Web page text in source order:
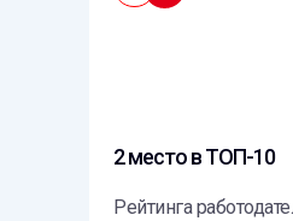
2 место в ТОП-10
Рейтинга